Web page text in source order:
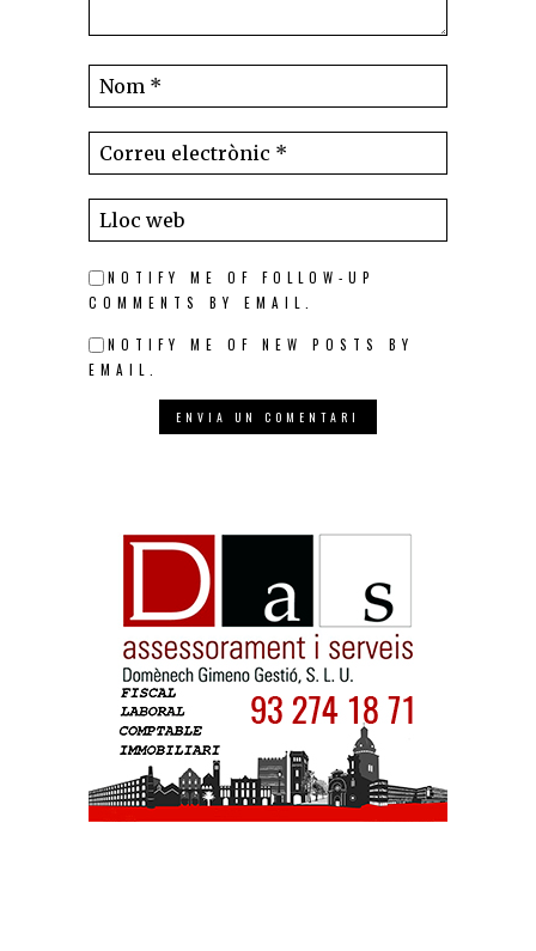
NOTIFY ME OF FOLLOW-UP
COMMENTS BY EMAIL.
NOTIFY ME OF NEW POSTS BY
EMAIL.